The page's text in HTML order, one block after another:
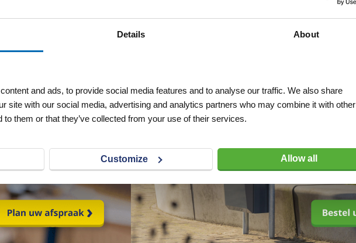
Details About
and ads, to provide social media features and to analyse our traffic. We also share
site with our social media, advertising and analytics partners who may combine it with other
to them or that they’ve collected from your use of their services.
Customize Allow all